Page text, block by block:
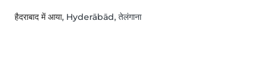
हैदराबाद में आया, Hyderābād, तेलंगाना